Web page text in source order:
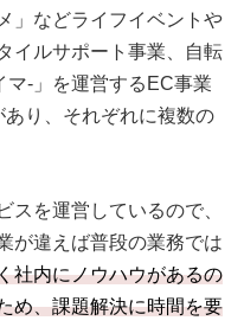
」などライフイベントや
イルサポート事業、自転
マ-」を運営するEC事業
り、それぞれに複数の
スを運営しているので、
が違えば普段の業務では
社内にノウハウがあるの
め、課題解決に時間を要